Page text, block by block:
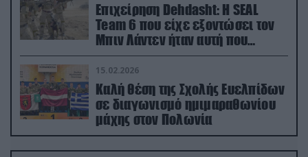
Επιχείρηση Dehdasht: Η SEAL
Team 6 που είχε εξοντώσει τον
Μπιν Λάντεν ήταν αυτή που
διέσωσε τον πιλότο του F-15
15.02.2026
Καλή θέση της Σχολής Ευελπίδων
σε διαγωνισμό ημιμαραθωνίου
μάχης στον Πολωνία